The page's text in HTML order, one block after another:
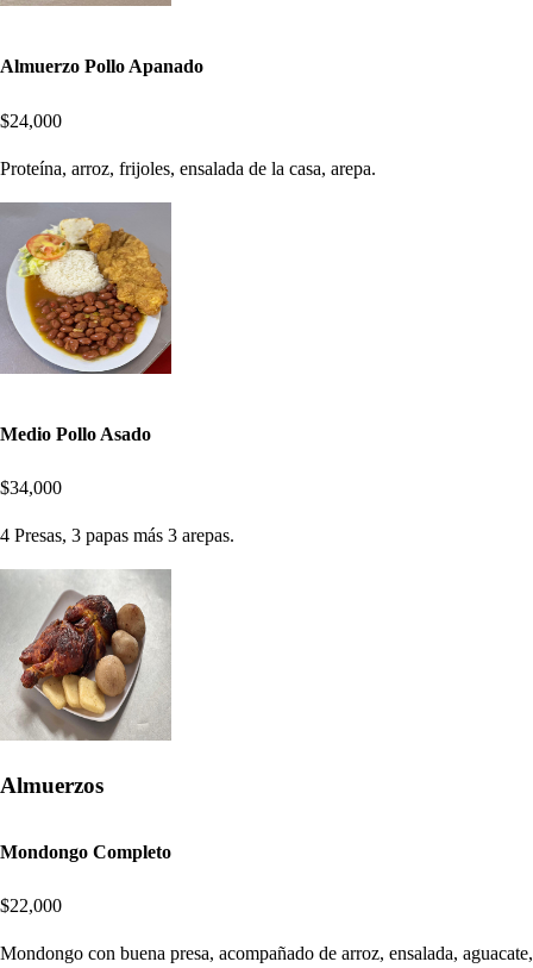
Almuerzo Pollo Apanado
$24,000
Proteína, arroz, frijoles, ensalada de la casa, arepa.
Medio Pollo Asado
$34,000
4 Presas, 3 papas más 3 arepas.
Almuerzos
Mondongo Completo
$22,000
Mondongo con buena presa, acompañado de arroz, ensalada, aguacate,